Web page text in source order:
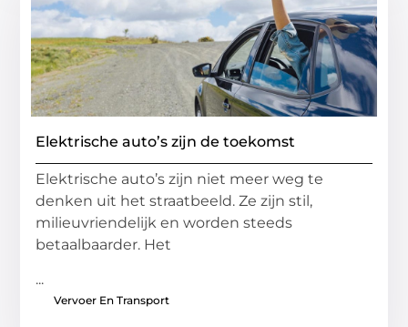
Elektrische auto’s zijn de toekomst
Elektrische auto’s zijn niet meer weg te
denken uit het straatbeeld. Ze zijn stil,
milieuvriendelijk en worden steeds
betaalbaarder. Het
...
Vervoer En Transport